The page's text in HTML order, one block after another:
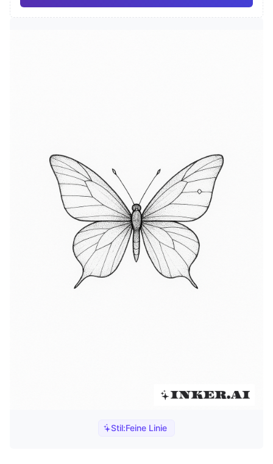
Stil:Feine Linie